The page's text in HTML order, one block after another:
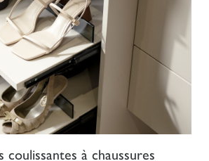
coulissantes à chaussures